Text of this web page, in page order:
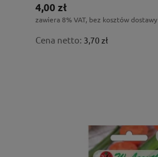
4,00 zł
zawiera 8% VAT, bez kosztów dostawy
Cena netto: 3,70 zł